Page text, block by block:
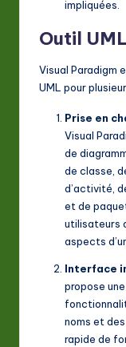
impliquées
Outil
Visual Paradigm
UML pour
Prise en
Visual
de
de classe,
d’activité,
et de
utilisateurs
aspects
Interface
propose
noms et
rapide de